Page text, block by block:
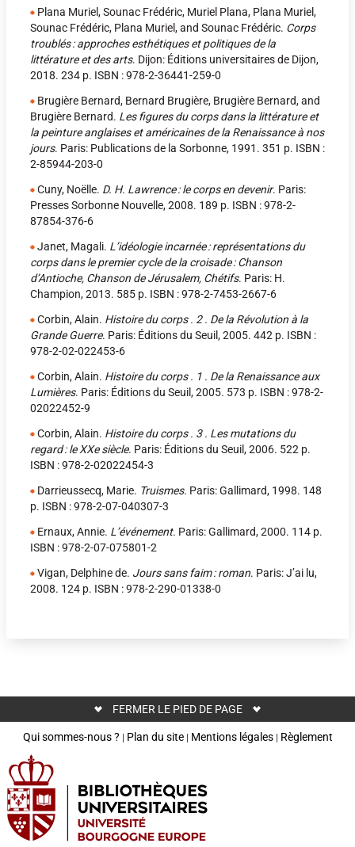
Plana Muriel, Sounac Frédéric, Muriel Plana, Plana Muriel,
Sounac Frédéric, Plana Muriel, and Sounac Frédéric. Corps
troublés : approches esthétiques et politiques de la
littérature et des arts. Dijon: Éditions universitaires de Dijon,
2018. 234 p. ISBN : 978-2-36441-259-0
Brugière Bernard, Bernard Brugière, Brugière Bernard, and
Brugière Bernard. Les figures du corps dans la littérature et
la peinture anglaises et américaines de la Renaissance à nos
jours. Paris: Publications de la Sorbonne, 1991. 351 p. ISBN :
2-85944-203-0
Cuny, Noëlle. D. H. Lawrence : le corps en devenir. Paris:
Presses Sorbonne Nouvelle, 2008. 189 p. ISBN : 978-2-
87854-376-6
Janet, Magali. L’idéologie incarnée : représentations du
corps dans le premier cycle de la croisade : Chanson
d’Antioche, Chanson de Jérusalem, Chétifs. Paris: H.
Champion, 2013. 585 p. ISBN : 978-2-7453-2667-6
Corbin, Alain. Histoire du corps . 2 . De la Révolution à la
Grande Guerre. Paris: Éditions du Seuil, 2005. 442 p. ISBN :
978-2-02-022453-6
Corbin, Alain. Histoire du corps . 1 . De la Renaissance aux
Lumières. Paris: Éditions du Seuil, 2005. 573 p. ISBN : 978-2-
02022452-9
Corbin, Alain. Histoire du corps . 3 . Les mutations du
regard : le XXe siècle. Paris: Éditions du Seuil, 2006. 522 p.
ISBN : 978-2-02022454-3
Darrieussecq, Marie. Truismes. Paris: Gallimard, 1998. 148
p. ISBN : 978-2-07-040307-3
Ernaux, Annie. L’événement. Paris: Gallimard, 2000. 114 p.
ISBN : 978-2-07-075801-2
Vigan, Delphine de. Jours sans faim : roman. Paris: J’ai lu,
2008. 124 p. ISBN : 978-2-290-01338-0
FERMER LE PIED DE PAGE
Qui sommes-nous ? | Plan du site| Mentions légales| Règlement